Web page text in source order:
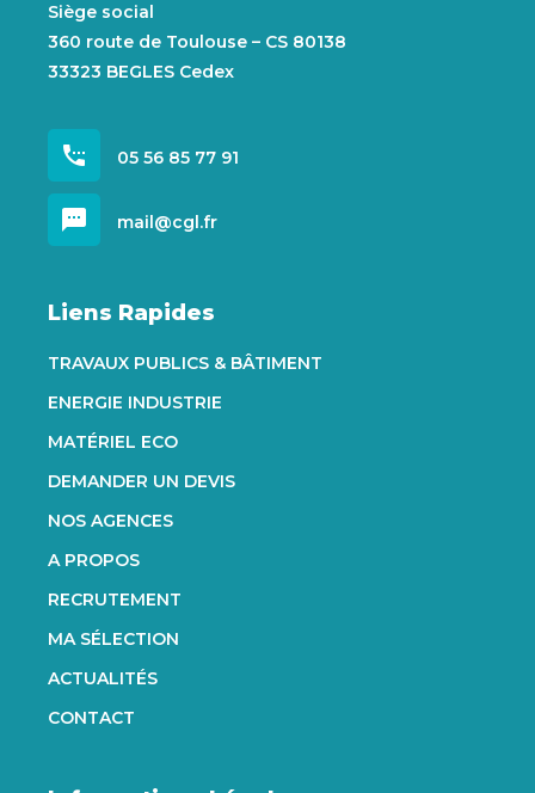
Siège social
360 route de Toulouse – CS 80138
33323 BEGLES Cedex
settings_phone 05 56 85 77 91
sms mail@cgl.fr
Liens Rapides
TRAVAUX PUBLICS & BÂTIMENT
ENERGIE INDUSTRIE
MATÉRIEL ECO
DEMANDER UN DEVIS
NOS AGENCES
A PROPOS
RECRUTEMENT
MA SÉLECTION
ACTUALITÉS
CONTACT